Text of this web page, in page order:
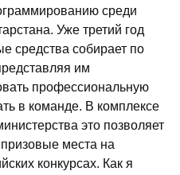
среди
Уже третий год
средства собирает по
им
профессиональную
в команде. В комплексе
это позволяет
места на
конкурсах. Как я